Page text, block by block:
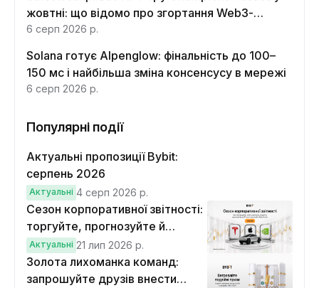
жовтні: що відомо про згортання Web3-
функцій
6 серп 2026 р.
Solana готує Alpenglow: фінальність до 100–
150 мс і найбільша зміна консенсусу в мережі
6 серп 2026 р.
Популярні події
Актуальні пропозиції Bybit:
серпень 2026
Актуальні 4 серп 2026 р.
Сезон корпоративної звітності:
торгуйте, прогнозуйте й
вигравайте Cybertruck
Актуальні 21 лип 2026 р.
Золота лихоманка команд:
запрошуйте друзів внести